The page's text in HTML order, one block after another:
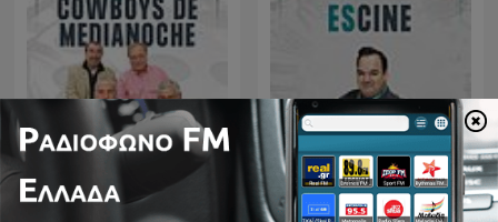
Cowboys de Medianoche Es Cine